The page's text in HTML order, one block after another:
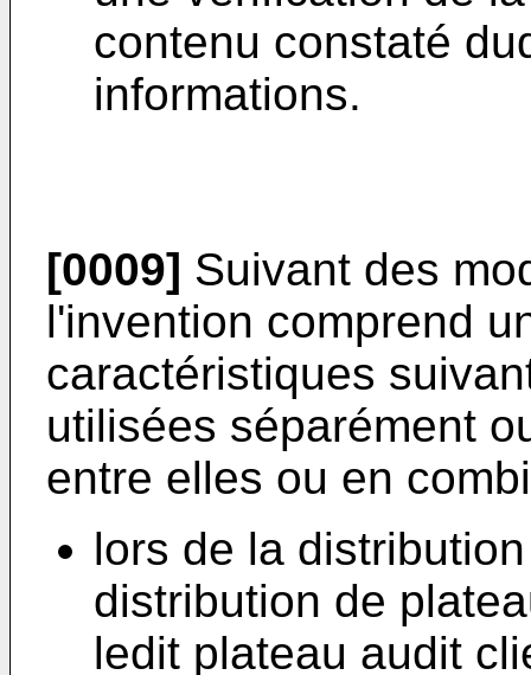
contenu constaté
informations.
[0009] Suivant des
l'invention comprend
caractéristiques
utilisées séparément
entre elles ou en
lors de la
distribution de
ledit plateau audit